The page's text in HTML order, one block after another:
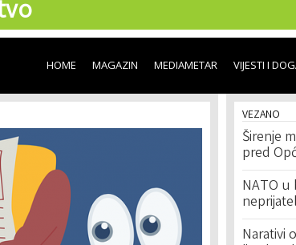
content
HOME MAGAZIN MEDIAMETAR VIJESTI I
VEZANO
Širenje
pred
NATO u
Narativi